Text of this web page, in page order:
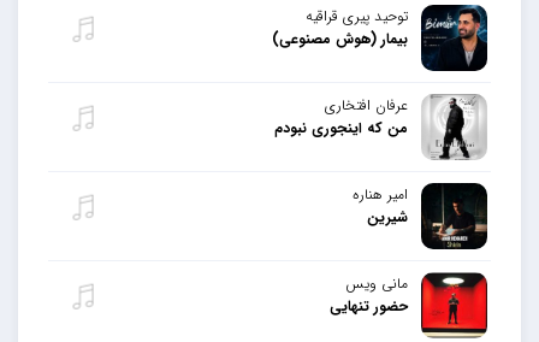
توحید پیری قراقیه
بیمار (هوش مصنوعی)
عرفان افتخاری
من که اینجوری نبودم
امیر هناره
شیرین
مانی ویس
حضور تنهایی